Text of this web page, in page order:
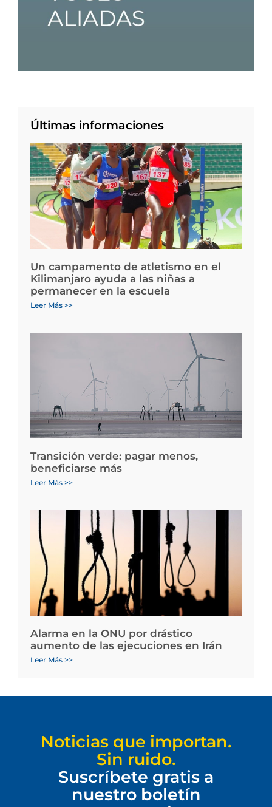
Últimas informaciones
Un campamento de atletismo en el
Kilimanjaro ayuda a las niñas a
permanecer en la escuela
Leer Más >>
Transición verde: pagar menos,
beneficiarse más
Leer Más >>
Alarma en la ONU por drástico
aumento de las ejecuciones en Irán
Leer Más >>
Noticias que importan.
Sin ruido.
Suscríbete gratis a
nuestro boletín